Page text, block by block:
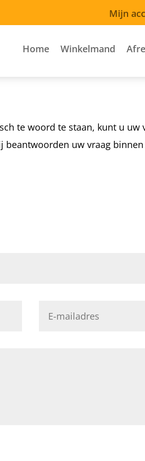
Mijn
Home Winkelmand
te woord te staan, kunt u uw
uw vraag binnen